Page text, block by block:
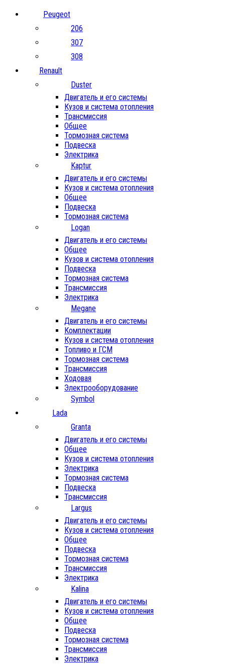
Peugeot
206
307
308
Renault
Duster
Двигатель и его системы
Кузов и система отопления
Трансмиссия
Общее
Тормозная система
Подвеска
Электрика
Kaptur
Двигатель и его системы
Кузов и система отопления
Общее
Подвеска
Тормозная система
Logan
Двигатель и его системы
Общее
Кузов и система отопления
Подвеска
Тормозная система
Трансмиссия
Электрика
Megane
Двигатель и его системы
Комплектации
Кузов и система отопления
Топливо и ГСМ
Тормозная система
Трансмиссия
Ходовая
Электрооборудование
Symbol
Lada
Granta
Двигатель и его системы
Общее
Кузов и система отопления
Электрика
Тормозная система
Подвеска
Трансмиссия
Largus
Двигатель и его системы
Кузов и система отопления
Общее
Подвеска
Тормозная система
Трансмиссия
Электрика
Kalina
Двигатель и его системы
Кузов и система отопления
Общее
Подвеска
Тормозная система
Трансмиссия
Электрика